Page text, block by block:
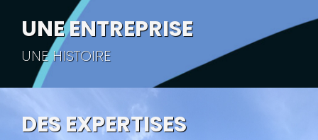
UNE ENTREPRISE
UNE HISTOIRE
DES EXPERTISES